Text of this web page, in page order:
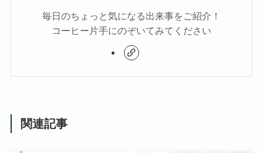
毎日のちょっと気になる出来事をご紹介！
コーヒー片手にのぞいてみてください
関連記事